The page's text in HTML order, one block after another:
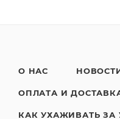
О НАС
ОПЛАТА И
КАК УХАЖИВАТЬ